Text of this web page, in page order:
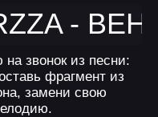
-
звонок из песни:
фрагмент из
замени свою